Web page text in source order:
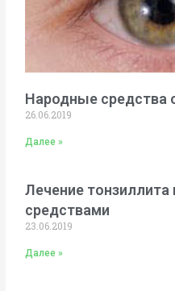
Народные средства
26.06.2019
Далее »
Лечение
средствами
23.06.2019
Далее »